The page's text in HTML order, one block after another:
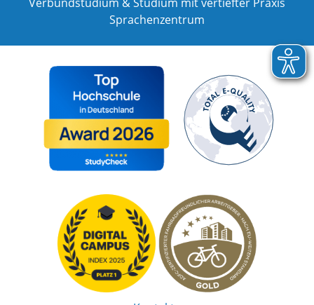
Sprachenzentrum